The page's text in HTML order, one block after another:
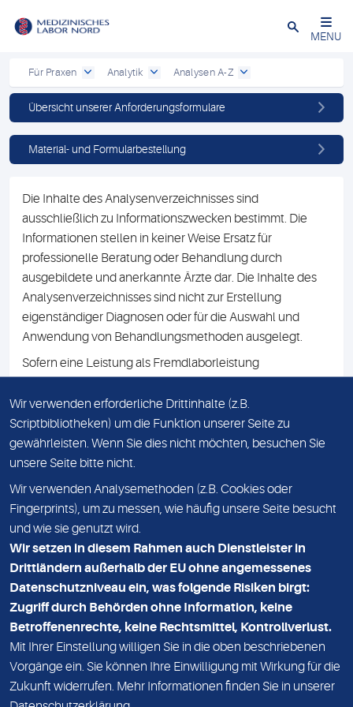
Schließen
MENU
Für Praxen Analytik Analysen A-Z
Übersicht unserer Anforderungsformulare
Material- und Formularbestellung
Die Inhalte des Analysenverzeichnisses sind
ausschließlich zu Informationszwecken bestimmt. Die
Informationen stellen in keiner Weise Ersatz für
professionelle Beratung oder Behandlung durch
ausgebildete und anerkannte Ärzte dar. Die Inhalte des
Analysenverzeichnisses sind nicht zur Erstellung
eigenständiger Diagnosen oder für die Auswahl und
Anwendung von Behandlungsmethoden ausgelegt.
Sofern eine Leistung als Fremdlaborleistung
Namen des Fremdlabors mit. Mit der Beauftragung der
Fremdlaborleistung erklären Sie sich mit dieser
Vereinbarung einverstanden.
DATENSCHUTZ
KONTAKT
NEWSLETTER
ADRESSE
MVZ Medizinisches Labor Nord MLN GmbH
Essener Straße 108
22419 Hamburg
Wir verwenden erforderliche Drittinhalte (z.B.
Scriptbibliotheken) um die Funktion unserer Seite zu
gewährleisten. Wenn Sie dies nicht möchten, besuchen Sie
unsere Seite bitte nicht.
Wir verwenden Analysemethoden (z.B. Cookies oder
Fingerprints), um zu messen, wie häufig unsere Seite besucht
und wie sie genutzt wird.
Wir setzen in diesem Rahmen auch Dienstleister in
Drittländern außerhalb der EU ohne angemessenes
Datenschutzniveau ein, was folgende Risiken birgt:
Zugriff durch Behörden ohne Information, keine
Betroffenenrechte, keine Rechtsmittel, Kontrollverlust.
Mit Ihrer Einstellung willigen Sie in die oben beschriebenen
Vorgänge ein. Sie können Ihre Einwilligung mit Wirkung für die
Zukunft widerrufen. Mehr Informationen finden Sie in unserer